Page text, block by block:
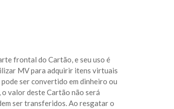
frontal do Cartão, e seu uso é
MV para adquirir itens virtuais
ser convertido em dinheiro ou
valor deste Cartão não será
ser transferidos. Ao resgatar o